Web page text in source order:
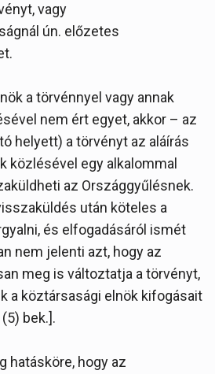
vagy
ún. előzetes
a törvénnyel vagy annak
nem ért egyet, akkor – az
helyett) a törvényt az aláírás
közlésével egy alkalommal
az Országgyűlésnek.
után köteles a
és elfogadásáról ismét
nem jelenti azt, hogy az
meg is változtatja a törvényt,
a köztársasági elnök kifogásait
bek.].
hatásköre, hogy az